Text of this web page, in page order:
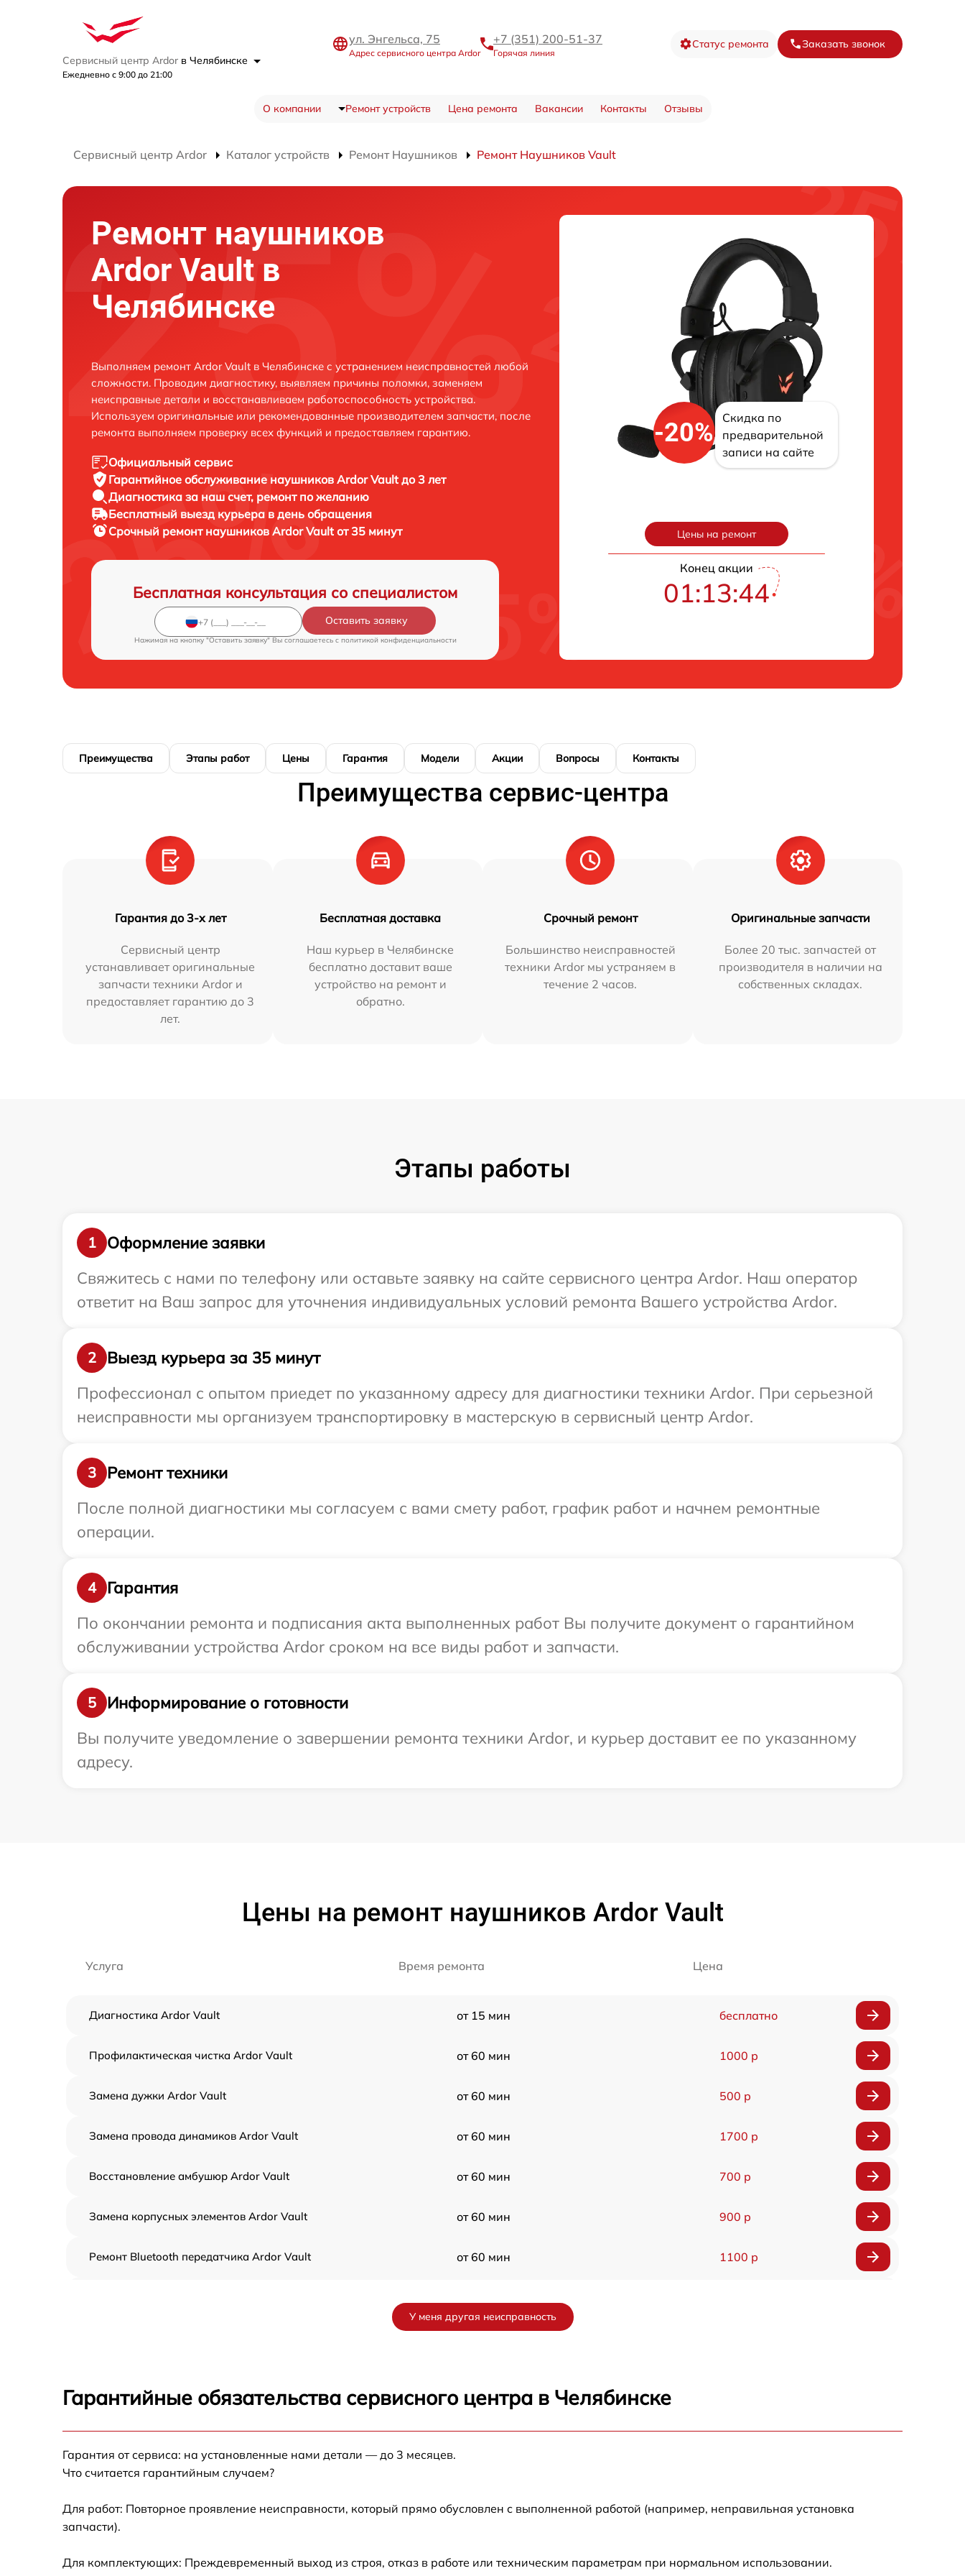
Сервисный центр Ardor в Челябинске
Ежедневно с 9:00 до 21:00
ул. Энгельса, 75
Адрес сервисного центра Ardor
+7 (351) 200-51-37
Горячая линия
Статус ремонта Заказать звонок
О компании Ремонт устройств Цена ремонта Вакансии Контакты Отзывы
Сервисный центр Ardor Каталог устройств Ремонт Наушников Ремонт Наушников Vault
Ремонт наушников
Ardor Vault в
Челябинске
Выполняем ремонт Ardor Vault в Челябинске с устранением неисправностей любой
сложности. Проводим диагностику, выявляем причины поломки, заменяем
неисправные детали и восстанавливаем работоспособность устройства.
Используем оригинальные или рекомендованные производителем запчасти, после
ремонта выполняем проверку всех функций и предоставляем гарантию.
Официальный сервис
Гарантийное обслуживание наушников Ardor Vault до 3 лет
Диагностика за наш счет, ремонт по желанию
Бесплатный выезд курьера в день обращения
Срочный ремонт наушников Ardor Vault от 35 минут
Бесплатная консультация со специалистом
Оставить заявку
Нажимая на кнопку "Оставить заявку" Вы соглашаетесь c политикой конфиденциальности
-20%
Скидка по
предварительной
записи на сайте
Цены на ремонт
Конец акции
01:13:43
Преимущества Этапы работ Цены Гарантия Модели Акции Вопросы Контакты
Преимущества сервис-центра
Гарантия до 3-х лет
Сервисный центр
устанавливает оригинальные
запчасти техники Ardor и
предоставляет гарантию до 3
лет.
Бесплатная доставка
Наш курьер в Челябинске
бесплатно доставит ваше
устройство на ремонт и
обратно.
Срочный ремонт
Большинство неисправностей
техники Ardor мы устраняем в
течение 2 часов.
Оригинальные запчасти
Более 20 тыс. запчастей от
производителя в наличии на
собственных складах.
Этапы работы
1
Оформление заявки
Свяжитесь с нами по телефону или оставьте заявку на сайте сервисного центра Ardor. Наш оператор
ответит на Ваш запрос для уточнения индивидуальных условий ремонта Вашего устройства Ardor.
2
Выезд курьера за 35 минут
Профессионал с опытом приедет по указанному адресу для диагностики техники Ardor. При серьезной
неисправности мы организуем транспортировку в мастерскую в сервисный центр Ardor.
3
Ремонт техники
После полной диагностики мы согласуем с вами смету работ, график работ и начнем ремонтные
операции.
4
Гарантия
По окончании ремонта и подписания акта выполненных работ Вы получите документ о гарантийном
обслуживании устройства Ardor сроком на все виды работ и запчасти.
5
Информирование о готовности
Вы получите уведомление о завершении ремонта техники Ardor, и курьер доставит ее по указанному
адресу.
Цены на ремонт наушников Ardor Vault
Услуга Время ремонта Цена
Диагностика Ardor Vault от 15 мин бесплатно
Профилактическая чистка Ardor Vault от 60 мин 1000 р
Замена дужки Ardor Vault от 60 мин 500 р
Замена провода динамиков Ardor Vault от 60 мин 1700 р
Восстановление амбушюр Ardor Vault от 60 мин 700 р
Замена корпусных элементов Ardor Vault от 60 мин 900 р
Ремонт Bluetooth передатчика Ardor Vault от 60 мин 1100 р
Ремонт разъема зарядки Ardor Vault
У меня другая неисправность
Гарантийные обязательства сервисного центра в Челябинске
Гарантия от сервиса: на установленные нами детали — до 3 месяцев.
Что считается гарантийным случаем?
Для работ: Повторное проявление неисправности, который прямо обусловлен с выполненной работой (например, неправильная установка
запчасти).
Для комплектующих: Преждевременный выход из строя, отказ в работе или техническим параметрам при нормальном использовании.